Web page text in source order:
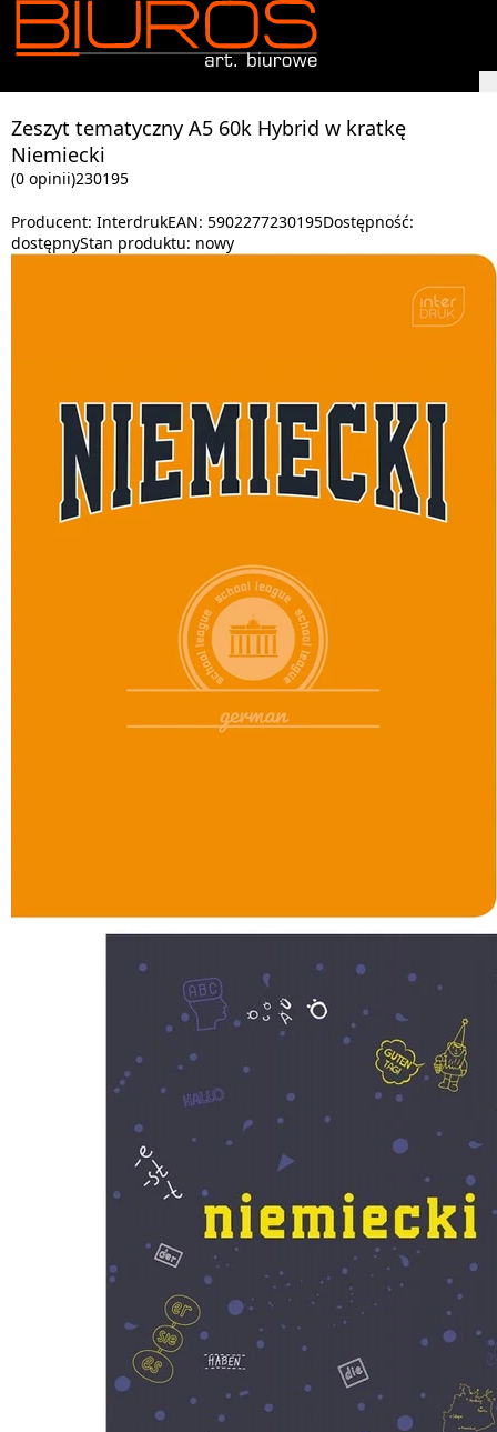
Zeszyt tematyczny A5 60k Hybrid w kratkę
Niemiecki
(0 opinii)230195
Producent: InterdrukEAN: 5902277230195Dostępność:
dostępnyStan produktu: nowy